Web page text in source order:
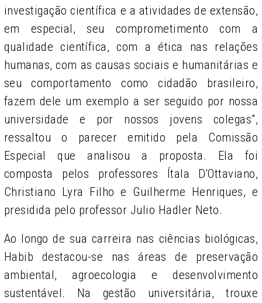
investigação científica e a atividades de extensão,
em especial, seu comprometimento com a
qualidade científica, com a ética nas relações
humanas, com as causas sociais e humanitárias e
seu comportamento como cidadão brasileiro,
fazem dele um exemplo a ser seguido por nossa
universidade e por nossos jovens colegas",
ressaltou o parecer emitido pela Comissão
Especial que analisou a proposta. Ela foi
composta pelos professores Ítala D'Ottaviano,
Christiano Lyra Filho e Guilherme Henriques, e
presidida pelo professor Julio Hadler Neto.
Ao longo de sua carreira nas ciências biológicas,
Habib destacou-se nas áreas de preservação
ambiental, agroecologia e desenvolvimento
sustentável. Na gestão universitária, trouxe